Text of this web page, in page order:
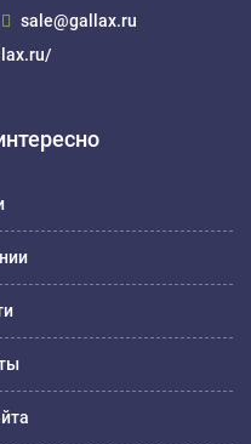
sale@gallax.ru